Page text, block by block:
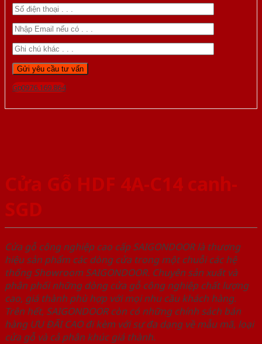
Gọi 0976.169.864
Cửa Gỗ HDF 4A-C14 canh-
SGD
Cửa gỗ công nghiệp cao cấp SAIGONDOOR là thương
hiệu sản phẩm các dòng cửa trong một chuỗi các hệ
thống Showroom SAIGONDOOR. Chuyên sản xuất và
phân phối những dòng cửa gỗ công nghiệp chất lượng
cao, giá thành phù hợp với mọi nhu cầu khách hàng.
Trên hết, SAIGONDOOR còn có những chính sách bán
hàng ƯU ĐÃI CAO đi kèm với sự đa dạng về mẫu mã, loại
cửa gỗ và cả phân khúc giá thành.